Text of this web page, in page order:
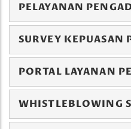
PELAYANAN
SURVEY KEPUASAN
PORTAL LAYANAN
WHISTLEBLOWING